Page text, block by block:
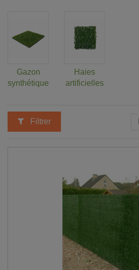
Gazon
synthétique
Haies
artificielles
Filtrer